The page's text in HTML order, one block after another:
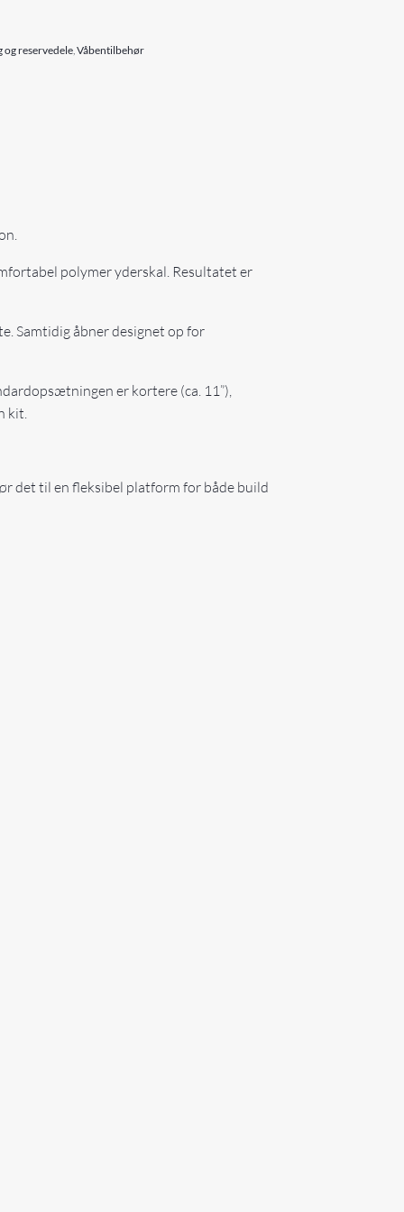
reservedele,Våbentilbehør
polymer yderskal. Resultatet er
Samtidig åbner designet op for
er kortere (ca. 11”),
kit.
det til en fleksibel platform for både build